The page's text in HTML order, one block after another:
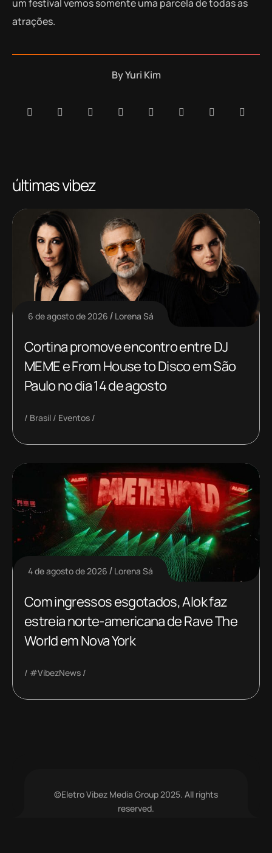
um festival vemos somente uma parcela de todas as
atrações.
ByYuri Kim
últimas vibez
6 de agosto de 2026 Lorena Sá
Cortina promove encontro entre DJ
MEME e From House to Disco em São
Paulo no dia 14 de agosto
Brasil Eventos
4 de agosto de 2026 Lorena Sá
Com ingressos esgotados, Alok faz
estreia norte-americana de Rave The
World em Nova York
#VibezNews
©Eletro Vibez Media Group 2025. All rights
reserved.